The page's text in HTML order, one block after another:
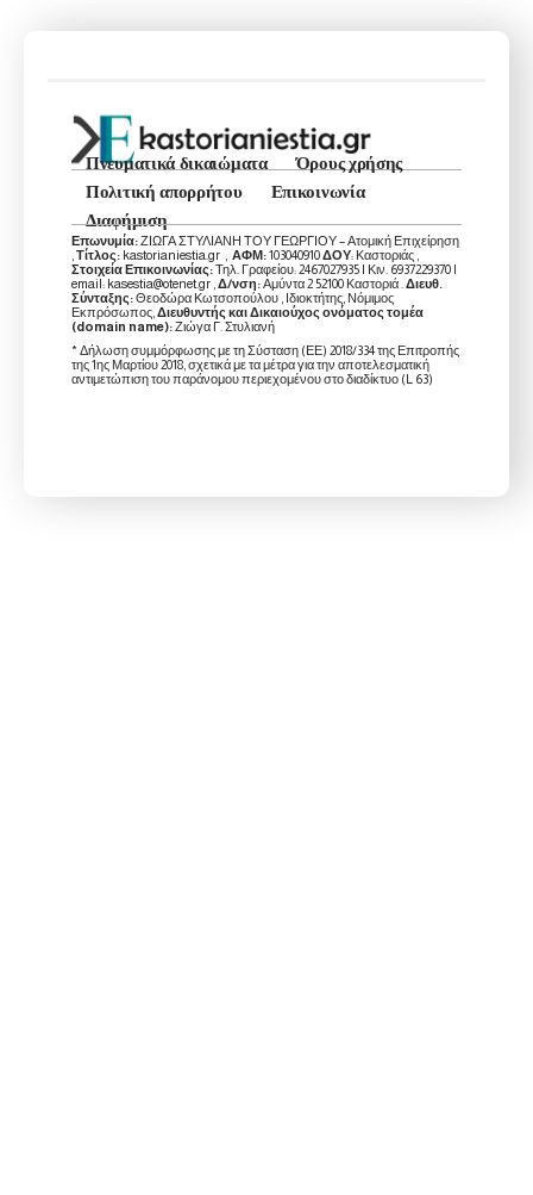
Πνευματικά δικαιώματα
Όρους χρήσης
Πολιτική απορρήτου
Επικοινωνία
Διαφήμιση
Επωνυμία:ΖΙΩΓΑ ΣΤΥΛΙΑΝΗ ΤΟΥ ΓΕΩΡΓΙΟΥ – Ατομική Επιχείρηση
Τίτλος: kastorianiestia.gr , ΑΦΜ:103040910ΔΟΥ: Καστοριάς ,
Στοιχεία Επικοινωνίας:Τηλ. Γραφείου: 2467027935 | Κιν. 6937229370 |
email: kasestia@otenet.gr , Δ/νση:Αμύντα 2 52100 Καστοριά . Διευθ.
Σύνταξης:Θεοδώρα Κωτσοπούλου , Ιδιοκτήτης, Νόμιμος
Εκπρόσωπος, Διευθυντής και Δικαιούχος ονόματος τομέα
(domain name):Ζιώγα Γ. Στυλιανή
* Δήλωση συμμόρφωσης με τη Σύσταση (ΕΕ) 2018/334 της Επιτροπής
της 1ης Μαρτίου 2018, σχετικά με τα μέτρα για την αποτελεσματική
αντιμετώπιση του παράνομου περιεχομένου στο διαδίκτυο (L 63)